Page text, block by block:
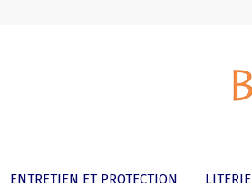
ENTRETIEN ET PROTECTION LITERIE